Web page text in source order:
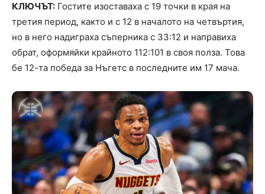
КЛЮЧЪТ: Гостите изоставаха с 19 точки в края на
третия период, както и с 12 в началото на четвъртия,
но в него надиграха съперника с 33:12 и направиха
обрат, оформяйки крайното 112:101 в своя полза. Това
бе 12-та победа за Нъгетс в последните им 17 мача.